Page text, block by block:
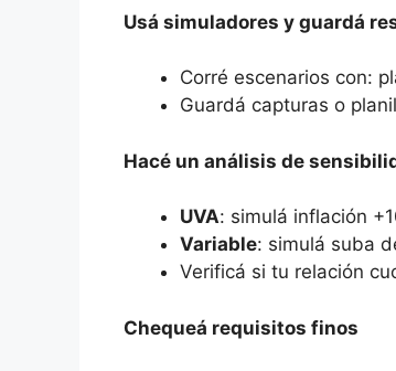
Usá simuladores y guardá
Corré escenarios con:
Guardá capturas o
Hacé un análisis de
UVA: simulá inflación
Variable: simulá suba
Verificá si tu relación
Chequeá requisitos finos